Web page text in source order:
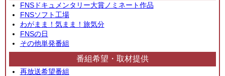
FNSドキュメンタリー大賞ノミネート作品
FNSソフト工場
わがまま！気まま！旅気分
FNSの日
その他単発番組
番組希望・取材提供
再放送希望番組